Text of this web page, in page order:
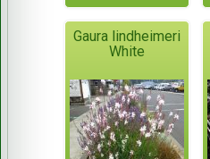
Gaura lindheimeri
White